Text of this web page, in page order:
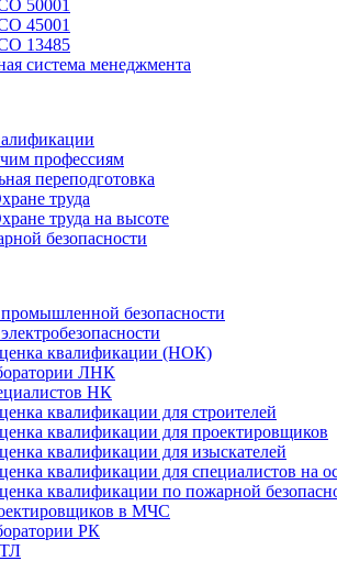
50001
45001
13485
система менеджмента
профессиям
переподготовка
труда
труда на высоте
безопасности
безопасности
квалификации (НОК)
ЛНК
НК
квалификации для строителей
квалификации для проектировщиков
квалификации для изыскателей
квалификации для специалистов на
квалификации по пожарной
в МЧС
РК